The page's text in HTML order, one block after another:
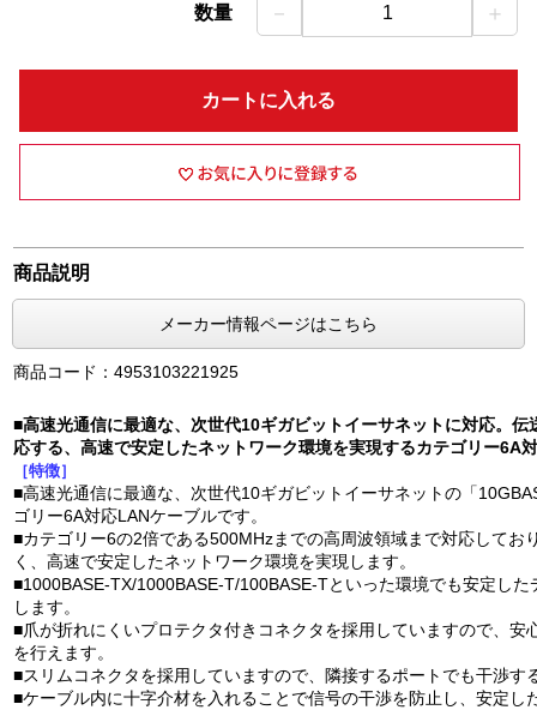
数量 － 1 ＋
カートに入れる
商品説明
メーカー情報ページはこちら
商品コード：4953103221925
■高速光通信に最適な、次世代10ギガビットイーサネットに対応。伝
応する、高速で安定したネットワーク環境を実現するカテゴリー6A
［特徴］
■高速光通信に最適な、次世代10ギガビットイーサネットの「
ゴリー6A対応LANケーブルです。
■カテゴリー6の2倍である500MHzまでの高周波領域まで対応してお
く、高速で安定したネットワーク環境を実現します。
■1000BASE-TX/1000BASE-T/100BASE-Tといった環境でも安定した
します。
■爪が折れにくいプロテクタ付きコネクタを採用していますので、安
を行えます。
■スリムコネクタを採用していますので、隣接するポートでも干渉す
■ケーブル内に十字介材を入れることで信号の干渉を防止し、安定し